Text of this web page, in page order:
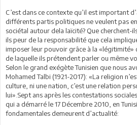
C’est dans ce contexte qu’il est important
différents partis politiques ne veulent pas
sociétal autour dela laïcité? Que cherchent-
ils peur de la responsabilité que cela
imposer leur pouvoir grâce à la «légitimité»
de laquelle ils prétendent parler ou même
Selon le grand exégète Tunisien que nous
Mohamed Talbi (1921-2017): «La religion
culture, ni une nation, c’est une relation
lui».Sept ans après les contestations
qui a démarré le 17 Décembre 2010, en
fondamentales demeurent d’actualité: